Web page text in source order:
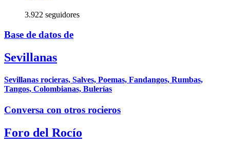
3.922 seguidores
Base de datos de
Sevillanas
Sevillanas rocieras, Salves, Poemas, Fandangos, Rumbas,
Tangos, Colombianas, Bulerías
Conversa con otros rocieros
Foro del Rocío